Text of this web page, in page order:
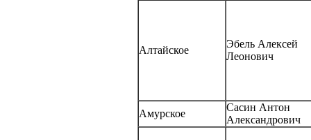
Алтайское
Эбель Алексей
Леонович
Амурское
Сасин Антон
Александрович